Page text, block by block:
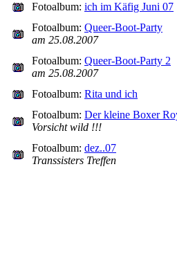
Fotoalbum: ich im Käfig Juni 07
Fotoalbum: Queer-Boot-Party
am 25.08.2007
Fotoalbum: Queer-Boot-Party 2
am 25.08.2007
Fotoalbum: Rita und ich
Fotoalbum: Der kleine Boxer
Vorsicht wild !!!
Fotoalbum: dez..07
Transsisters Treffen